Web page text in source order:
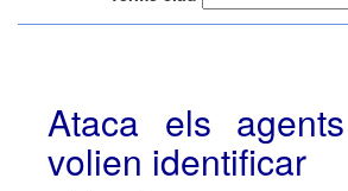
Ataca els
volien identificar